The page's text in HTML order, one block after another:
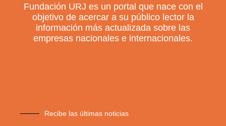
Fundación URJ es un portal que nace con el
objetivo de acercar a su público lector la
información más actualizada sobre las
empresas nacionales e internacionales.
Recibe las últimas noticias